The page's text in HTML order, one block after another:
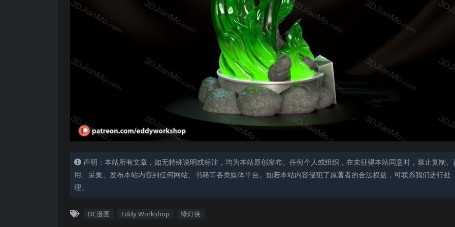
声明：本站所有文章，如无特殊说明或标注，均为本站原创发布。任何个人或组织，在未征得本站同意时，禁止复制、
用、采集、发布本站内容到任何网站、书籍等各类媒体平台。如若本站内容侵犯了原著者的合法权益，可联系我们进行处
理。
DC漫画 Eddy Workshop 绿灯侠